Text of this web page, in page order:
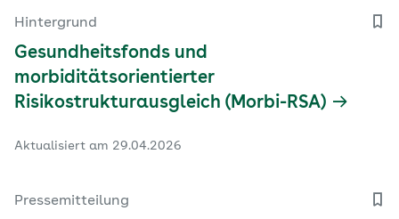
Hintergrund
Gesundheitsfonds und
morbiditätsorientierter
Risikostrukturausgleich (Morbi-RSA)
Aktualisiert am 29.04.2026
Pressemitteilung